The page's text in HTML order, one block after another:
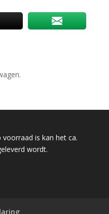
is kan het ca.
wordt.